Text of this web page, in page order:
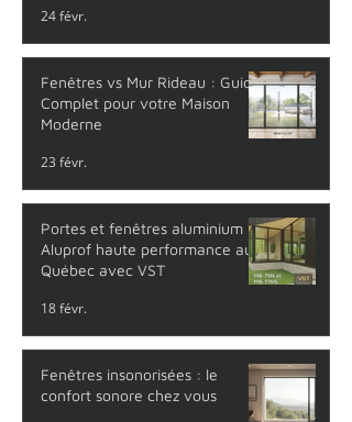
24 févr.
Fenêtres vs Mur Rideau : Guide
Complet pour votre Maison
Moderne
23 févr.
Portes et fenêtres aluminium
Aluprof haute performance au
Québec avec VST
18 févr.
Fenêtres insonorisées : le
confort sonore chez vous